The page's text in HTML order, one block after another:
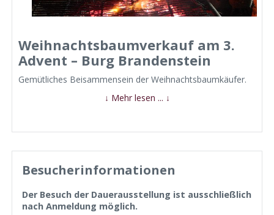
Weihnachtsbaumverkauf am 3.
Advent – Burg Brandenstein
Gemütliches Beisammensein der Weihnachtsbaumkäufer.
↓ Mehr lesen ... ↓
Besucherinformationen
Der Besuch der Dauerausstellung ist ausschließlich
nach Anmeldung möglich.